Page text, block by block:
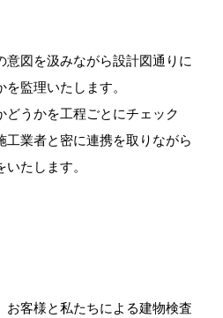
意図を汲みながら設計図通りに
監理いたします。
どうかを工程ごとにチェック
工業者と密に連携を取りながら
たします。
お客様と私たちによる建物検査